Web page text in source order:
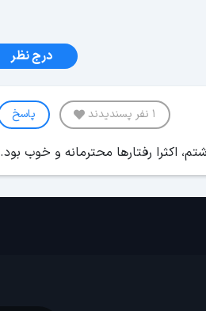
درج نظر
1 نفر پسندیدند پاسخ
اکثرا رفتارها محترمانه و خوب بود.